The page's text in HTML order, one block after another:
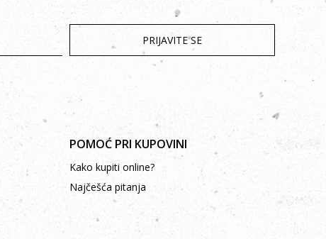
PRIJAVITE SE
POMOĆ PRI KUPOVINI
Kako kupiti online?
Najčešća pitanja